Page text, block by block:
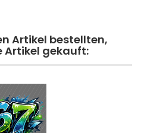
Artikel bestellten,
Artikel gekauft: